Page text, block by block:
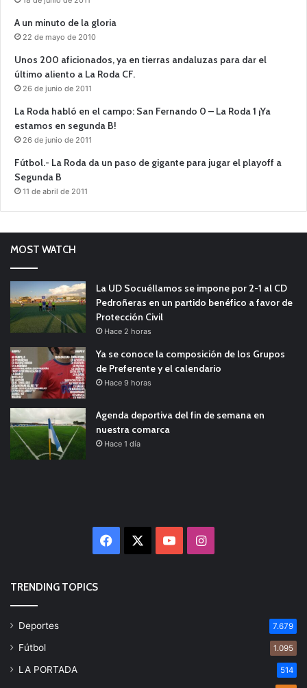
A un minuto de la gloria
22 de mayo de 2010
Unos 200 aficionados, ya en tierras andaluzas para dar el
último aliento a La Roda CF.
26 de junio de 2011
La Roda habló en el campo: San Fernando 0 – La Roda 1 ¡Ya
estamos en segunda B!
26 de junio de 2011
Fútbol.- La Roda da un paso de gigante para jugar el playoff a
Segunda B
11 de abril de 2011
MOST WATCH
La UD Socuéllamos se impone por 2-1 al CD
Pedroñeras en un partido benéfico a favor de
Protección Civil
Hace 2 horas
Ya se conoce la composición de los Grupos
de Preferente y el calendario
Hace 9 horas
Agenda deportiva del fin de semana en
nuestra comarca
Hace 1 día
Facebook YouTubeInstagram
TRENDING TOPICS
Deportes 7.679
Fútbol 1.095
LA PORTADA 514